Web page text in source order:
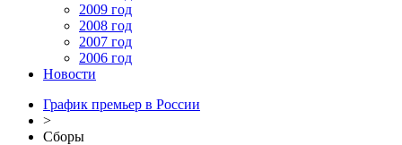
2009 год
2008 год
2007 год
2006 год
Новости
График премьер в России
>
Сборы